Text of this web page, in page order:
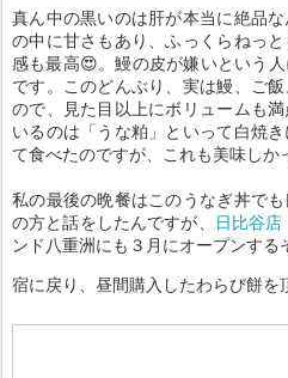
真ん中の黒いのは肝が本当に絶品
の中に甘さもあり、ふっくらねっ
感も最高😍。鰻の皮が嫌いという
です。このどんぶり、実は鰻、ご
ので、見た目以上にボリュームも
いるのは「うな粕」といって白焼
て食べたのですが、これも美味しか
私の最後の晩餐はこのうなぎ丼で
の方と話をしたんですが、
日比谷店
ンド八重洲にも３月にオープンする
宿に戻り、昼間購入したわらび餅を